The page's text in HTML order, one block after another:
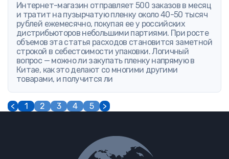
Интернет-магазин отправляет 500 заказов в месяц
и тратит на пузырчатую пленку около 40-50 тысяч
рублей ежемесячно, покупая ее у российских
дистрибьюторов небольшими партиями. При росте
объемов эта статья расходов становится заметной
строкой в себестоимости упаковки. Логичный
вопрос — можно ли закупать пленку напрямую в
Китае, как это делают со многими другими
товарами, и получится ли
< 1 2 3 4 5 >